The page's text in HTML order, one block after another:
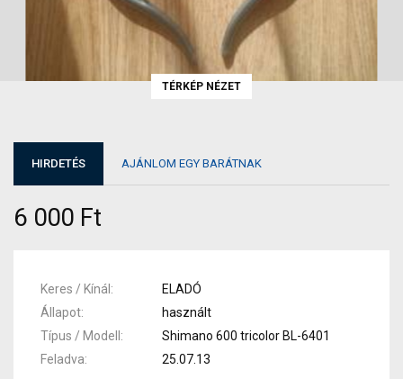
TÉRKÉP NÉZET
HIRDETÉS AJÁNLOM EGY BARÁTNAK
6 000 Ft
Keres / Kínál
ELADÓ
Állapot
használt
Típus / Modell
Shimano 600 tricolor BL-6401
Feladva
25.07.13